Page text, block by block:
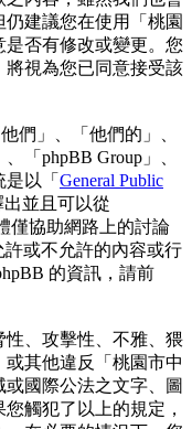
建議您在使用「桃園
否有修改或變更。您
視為您已同意接受該
們」、「他們的」、
「phpBB Group」、
是以「 General Public
出並且可以從
僅協助網路上的討論
許或不允許的內容或行
的資訊，請前
、攻擊性、不雅、猥
其他違反「桃園市中
國際公法之文字、圖
觸犯了以上的規定，